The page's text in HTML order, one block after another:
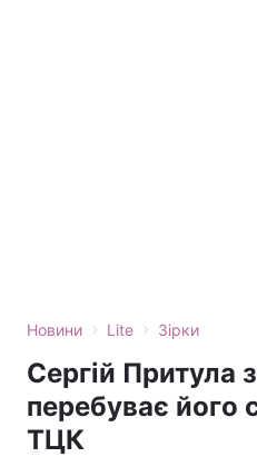
Новини › Lite › Зірки
Сергій Притула
перебуває його
ТЦК